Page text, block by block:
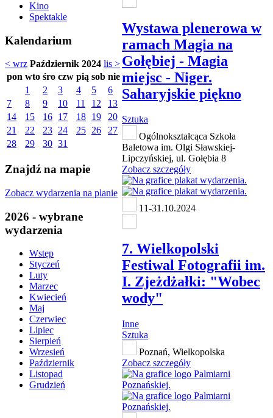
Kino
Spektakle
Kalendarium
< wrz Październik 2024 lis >
pon wto śro czw pią sob nie
1
2 3 4 5
6
7
8 9 10 11 12
13
14
15 16 17 18 19
20
21
22 23 24 25 26
27
28
29 30 31
Znajdź na mapie
Zobacz wydarzenia na planie
2026 - wybrane
wydarzenia
Wstęp
Styczeń
Luty
Marzec
Kwiecień
Maj
Czerwiec
Lipiec
Sierpień
Wrzesień
Październik
Listopad
Grudzień
Wystawa plenerowa w
ramach Magia na
Gołębiej - Magia
miejsc - Niger.
Saharyjskie piękno
Sztuka
Ogólnokształcąca Szkoła
Baletowa im. Olgi Sławskiej-
Lipczyńskiej, ul. Gołębia 8
Zobacz szczegóły
11-31.10.2024
7. Wielkopolski
Festiwal Fotografii im.
I. Zjeżdżałki: "Wobec
wody"
Inne
Sztuka
Poznań, Wielkopolska
Zobacz szczegóły